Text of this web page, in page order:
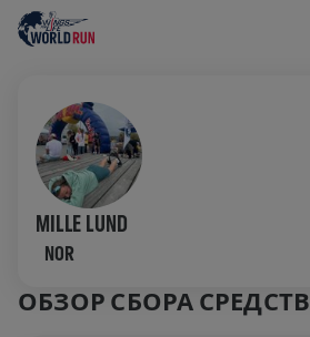
MILLE LUND
NOR
ОБЗОР СБОРА СРЕДСТВ